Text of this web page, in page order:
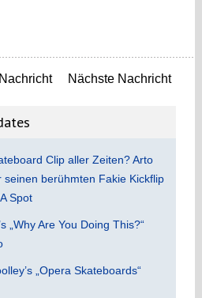
Nächste Nachricht
Clip aller Zeiten? Arto
seinen berühmten Fakie Kickflip
Spot
„Why Are You Doing This?“
„Opera Skateboards“